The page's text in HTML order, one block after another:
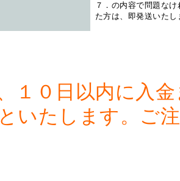
７．の内容で問題な
た方は、即発送いたし
１０日以内に入
いたします。ご